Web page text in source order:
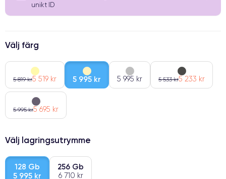
unikt ID
Välj färg
5 819 kr5 519 kr 5 995 kr 5 995 kr 5 533 kr5 233 kr
5 995 kr5 695 kr
Välj lagringsutrymme
128 Gb
5 995 kr
256 Gb
6 710 kr